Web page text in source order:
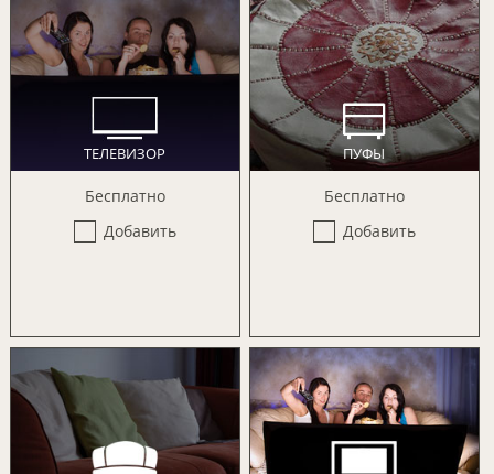
ТЕЛЕВИЗОР
Бесплатно
Добавить
ПУФЫ
Бесплатно
Добавить